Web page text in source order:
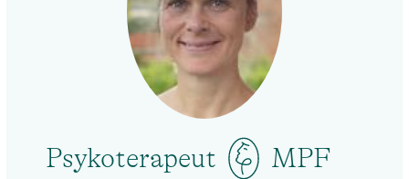
Psykoterapeut
MPF